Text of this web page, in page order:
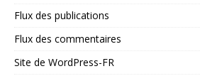
Flux des publications
Flux des commentaires
Site de WordPress-FR